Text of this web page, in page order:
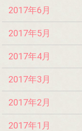
2017年6月
2017年5月
2017年4月
2017年3月
2017年2月
2017年1月